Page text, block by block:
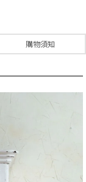
購物須知